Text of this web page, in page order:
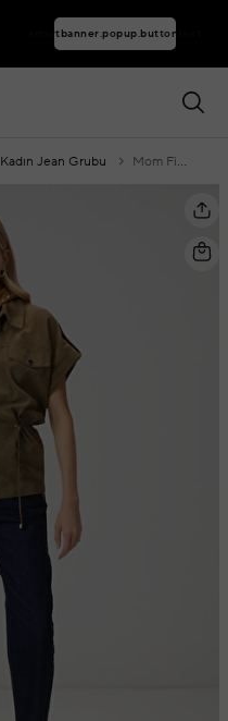
smartbanner.popup.buttontext
Kadın Jean Grubu Mom Fit Indigo Jean Pantolon